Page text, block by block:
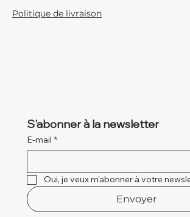
Politique de livraison
S'abonner à la newsletter
E-mail *
Oui, je veux m'abonner à votre
Envoyer